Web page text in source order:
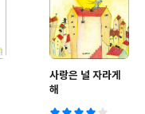
사랑은 널 자라게
해